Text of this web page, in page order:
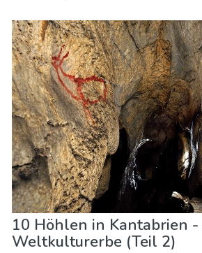
10 Höhlen in Kantabrien -
Weltkulturerbe (Teil 2)